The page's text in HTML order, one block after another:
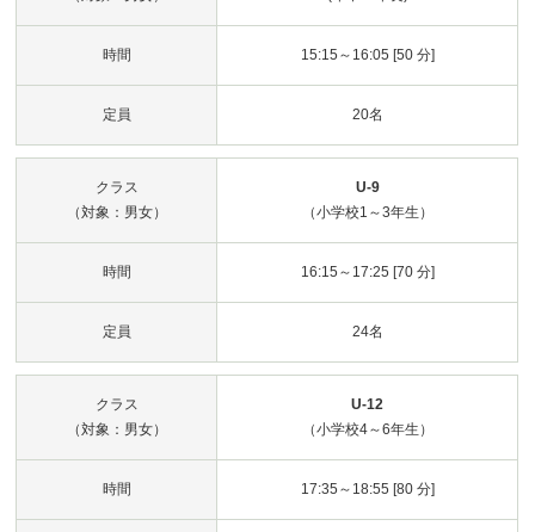
時間 15:15～16:05 [50 分]
定員 20名
クラス
（対象：男女）
U-9
（小学校1～3年生）
時間 16:15～17:25 [70 分]
定員 24名
クラス
（対象：男女）
U-12
（小学校4～6年生）
時間 17:35～18:55 [80 分]